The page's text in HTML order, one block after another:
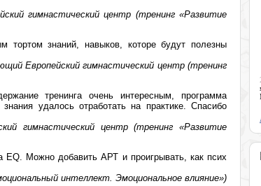
гимнастический центр (тренинг «Развитие
тортом знаний, навыков, которе будут полезны
Европейский гимнастический центр (тренинг
тренинга очень интересным, программа
удалось отработать на практике. Спасибо
гимнастический центр (тренинг «Развитие
Можно добавить АРТ и проигрывать, как псих
интеллект. Эмоциональное влияние»)